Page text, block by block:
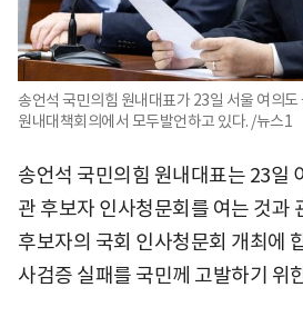
송언석 국민의힘 원내대표가 23일 서울 여의도
원내대책회의에서 모두발언하고 있다. /뉴스1
송언석 국민의힘 원내대표는 23일
관 후보자 인사청문회를 여는 것과
후보자의 국회 인사청문회 개최에
사검증 실패를 국민께 고발하기 위